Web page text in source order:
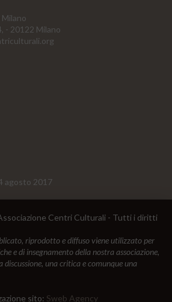
- 20122 Milano
agosto 2017
Centri Culturali - Tutti i diritti
riprodotto e diffuso viene utilizzato per
e di insegnamento della nostra associazione,
discussione, una critica e comunque una
sito: Sweb Agency